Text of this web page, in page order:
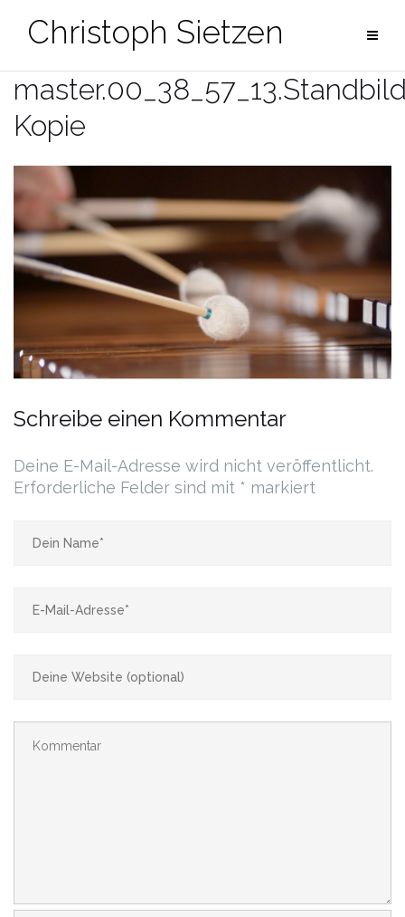
InhaltChristoph Sietzen
Kopie
Schreibe einen Kommentar
Deine E-Mail-Adresse wird nicht veröffentlicht.
Erforderliche Felder sind mit * markiert